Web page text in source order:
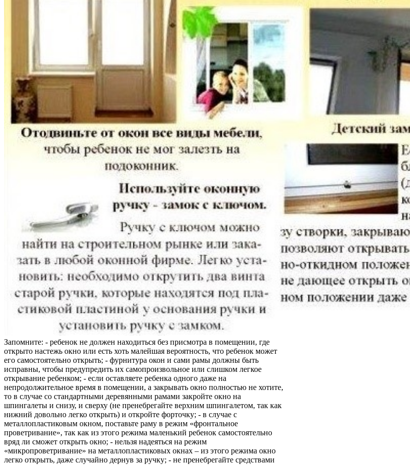
Запомните: - ребенок не должен находиться без присмотра в помещении, где
открыто настежь окно или есть хоть малейшая вероятность, что ребенок может
его самостоятельно открыть; - фурнитура окон и сами рамы должны быть
исправны, чтобы предупредить их самопроизвольное или слишком легкое
открывание ребенком; - если оставляете ребенка одного даже на
непродолжительное время в помещении, а закрывать окно полностью не хотите,
то в случае со стандартными деревянными рамами закройте окно на
шпингалеты и снизу, и сверху (не пренебрегайте верхним шпингалетом, так как
нижний довольно легко открыть) и откройте форточку; - в случае с
металлопластиковым окном, поставьте раму в режим «фронтальное
проветривание», так как из этого режима маленький ребенок самостоятельно
вряд ли сможет открыть окно; - нельзя надеяться на режим
«микропроветривание» на металлопластиковых окнах – из этого режима окно
легко открыть, даже случайно дернув за ручку; - не пренебрегайте средствами